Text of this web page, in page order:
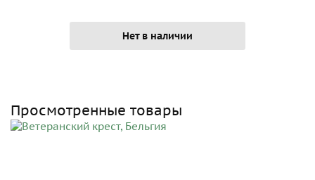
Нет в наличии
Просмотренные товары